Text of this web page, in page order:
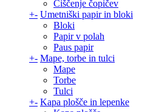
Čiščenje čopičev
+- Umetniški papir in bloki
Bloki
Papir v polah
Paus papir
+- Mape, torbe in tulci
Mape
Torbe
Tulci
+- Kapa plošče in lepenke